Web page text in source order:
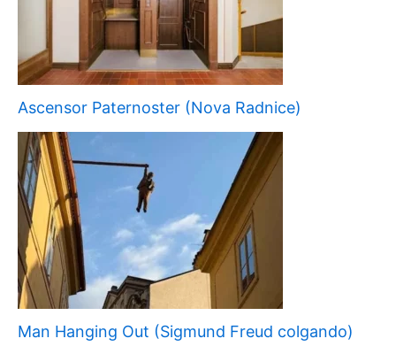
Ascensor Paternoster (Nova Radnice)
Man Hanging Out (Sigmund Freud colgando)